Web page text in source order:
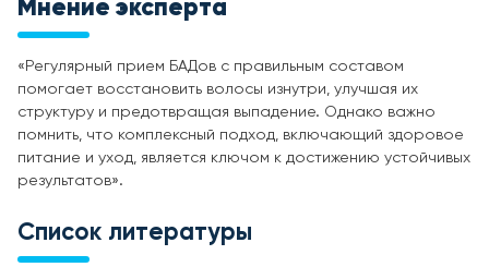
Мнение эксперта
«Регулярный прием БАДов с правильным составом
помогает восстановить волосы изнутри, улучшая их
структуру и предотвращая выпадение. Однако важно
помнить, что комплексный подход, включающий здоровое
питание и уход, является ключом к достижению устойчивых
результатов».
Список литературы